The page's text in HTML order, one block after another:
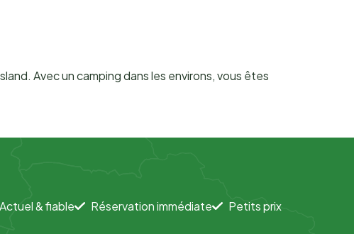
Avec un camping dans les environs, vous êtes
Actuel & fiable Réservation immédiate Petits prix